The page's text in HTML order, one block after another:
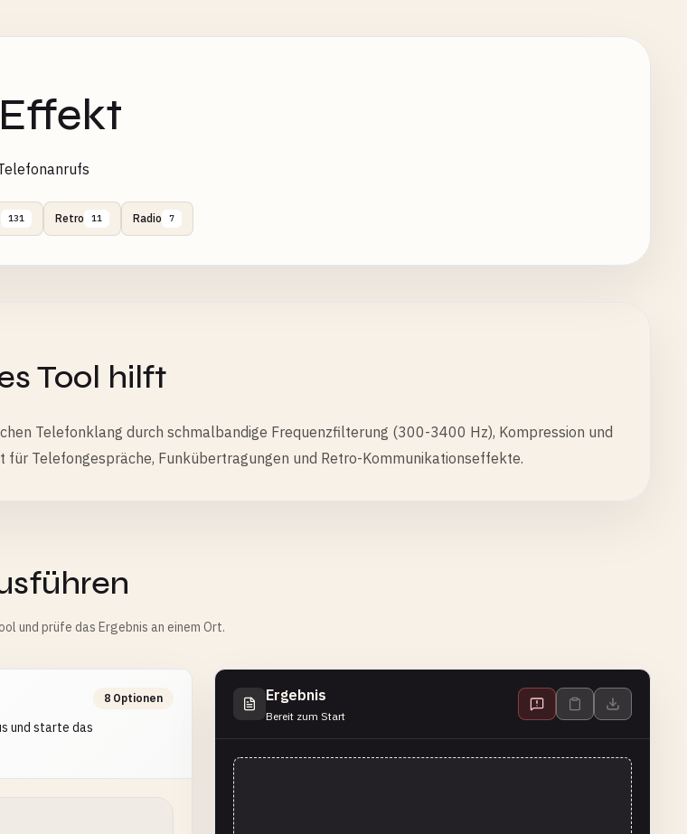
131 Retro 11 Radio 7
Tool hilft
Telefonklang durch schmalbandige Frequenzfilterung (300-3400 Hz), Kompression und
für Telefongespräche, Funkübertragungen und Retro-Kommunikationseffekte.
und prüfe das Ergebnis an einem Ort.
und starte das
8 Optionen Ergebnis
Bereit zum Start